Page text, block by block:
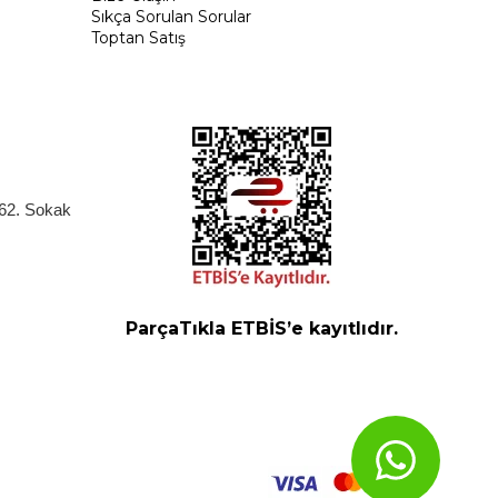
Sokak
Sıkça Sorulan Sorular
Toptan Satış
ParçaTıkla ETBİS’e kayıtlıdır.